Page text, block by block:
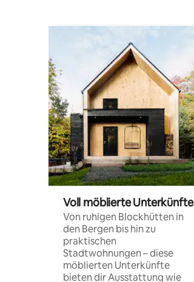
Voll möblierte Unterkünfte
Von ruhigen Blockhütten in
den Bergen bis hin zu
praktischen
Stadtwohnungen – diese
möblierten Unterkünfte
bieten dir Ausstattung wie